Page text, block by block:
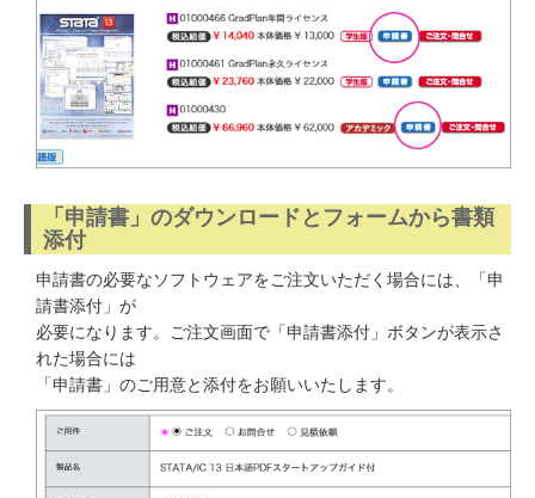
「申請書」のダウンロードとフォームから書類
添付
申請書の必要なソフトウェアをご注文いただく場合には、「申
請書添付」が
必要になります。ご注文画面で「申請書添付」ボタンが表示さ
れた場合には
「申請書」のご用意と添付をお願いいたします。